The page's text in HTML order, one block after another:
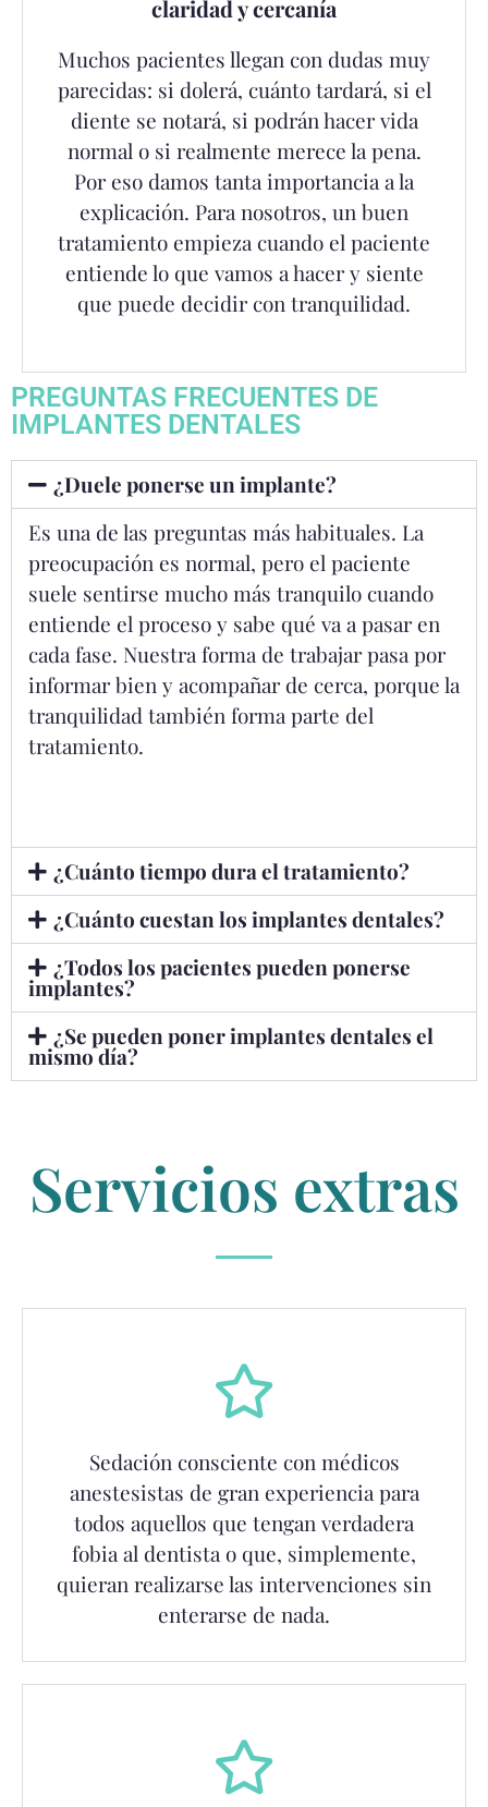
claridad y cercanía
Muchos pacientes llegan con dudas muy
parecidas: si dolerá, cuánto tardará, si el
diente se notará, si podrán hacer vida
normal o si realmente merece la pena.
Por eso damos tanta importancia a la
explicación. Para nosotros, un buen
tratamiento empieza cuando el paciente
entiende lo que vamos a hacer y siente
que puede decidir con tranquilidad.
PREGUNTAS FRECUENTES DE
IMPLANTES DENTALES
¿Duele ponerse un implante?
Es una de las preguntas más habituales. La
preocupación es normal, pero el paciente
suele sentirse mucho más tranquilo cuando
entiende el proceso y sabe qué va a pasar en
cada fase. Nuestra forma de trabajar pasa por
informar bien y acompañar de cerca, porque la
tranquilidad también forma parte del
tratamiento.
¿Cuánto tiempo dura el tratamiento?
¿Cuánto cuestan los implantes dentales?
¿Todos los pacientes pueden ponerse
implantes?
¿Se pueden poner implantes dentales el
mismo día?
Servicios extras
Sedación consciente con médicos
anestesistas de gran experiencia para
todos aquellos que tengan verdadera
fobia al dentista o que, simplemente,
quieran realizarse las intervenciones sin
enterarse de nada.